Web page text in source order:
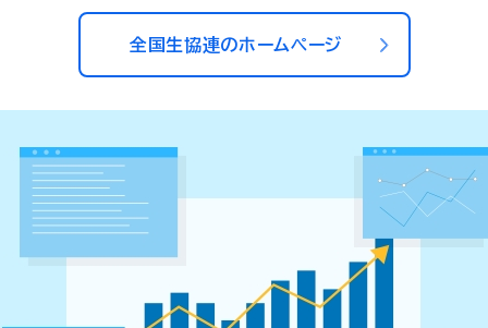
全国生協連のホームページ